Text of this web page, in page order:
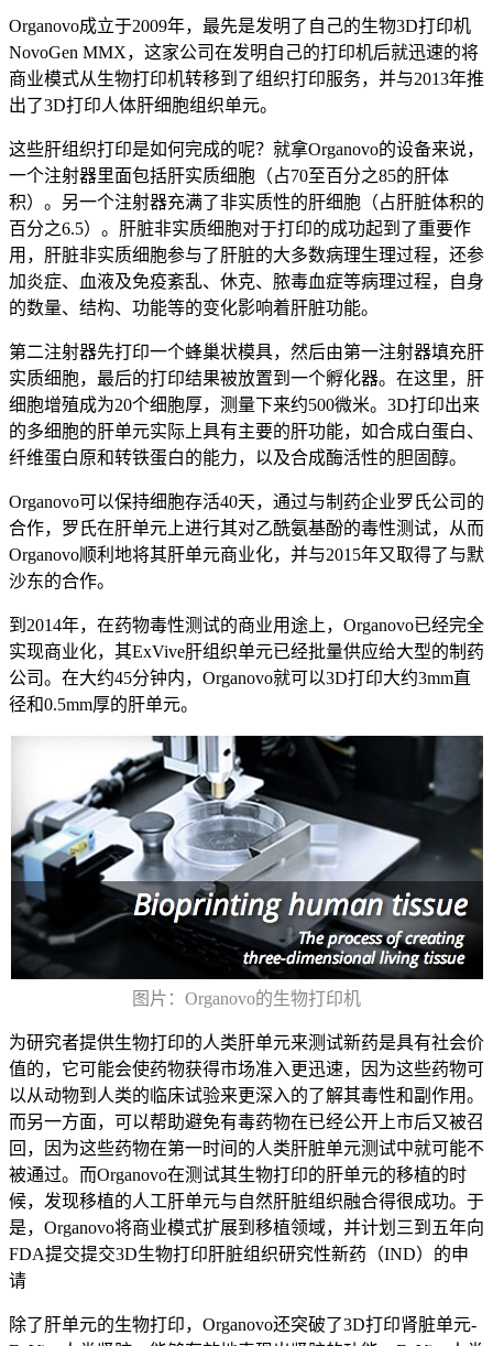
Organovo成立于2009年，最先是发明了自己的生物3D打印机
NovoGen MMX，这家公司在发明自己的打印机后就迅速的将
商业模式从生物打印机转移到了组织打印服务，并与2013年推
出了3D打印人体肝细胞组织单元。
这些肝组织打印是如何完成的呢？就拿Organovo的设备来说，
一个注射器里面包括肝实质细胞（占70至百分之85的肝体
积）。另一个注射器充满了非实质性的肝细胞（占肝脏体积的
百分之6.5）。肝脏非实质细胞对于打印的成功起到了重要作
用，肝脏非实质细胞参与了肝脏的大多数病理生理过程，还参
加炎症、血液及免疫紊乱、休克、脓毒血症等病理过程，自身
的数量、结构、功能等的变化影响着肝脏功能。
第二注射器先打印一个蜂巢状模具，然后由第一注射器填充肝
实质细胞，最后的打印结果被放置到一个孵化器。在这里，肝
细胞增殖成为20个细胞厚，测量下来约500微米。3D打印出来
的多细胞的肝单元实际上具有主要的肝功能，如合成白蛋白、
纤维蛋白原和转铁蛋白的能力，以及合成酶活性的胆固醇。
Organovo可以保持细胞存活40天，通过与制药企业罗氏公司的
合作，罗氏在肝单元上进行其对乙酰氨基酚的毒性测试，从而
Organovo顺利地将其肝单元商业化，并与2015年又取得了与默
沙东的合作。
到2014年，在药物毒性测试的商业用途上，Organovo已经完全
实现商业化，其ExVive肝组织单元已经批量供应给大型的制药
公司。在大约45分钟内，Organovo就可以3D打印大约3mm直
径和0.5mm厚的肝单元。
图片：Organovo的生物打印机
为研究者提供生物打印的人类肝单元来测试新药是具有社会价
值的，它可能会使药物获得市场准入更迅速，因为这些药物可
以从动物到人类的临床试验来更深入的了解其毒性和副作用。
而另一方面，可以帮助避免有毒药物在已经公开上市后又被召
回，因为这些药物在第一时间的人类肝脏单元测试中就可能不
被通过。而Organovo在测试其生物打印的肝单元的移植的时
候，发现移植的人工肝单元与自然肝脏组织融合得很成功。于
是，Organovo将商业模式扩展到移植领域，并计划三到五年向
FDA提交提交3D生物打印肝脏组织研究性新药（IND）的申
请
除了肝单元的生物打印，Organovo还突破了3D打印肾脏单元-